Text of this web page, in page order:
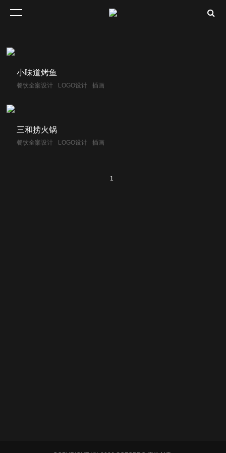
小味道烤鱼
餐饮全案设计 LOGO设计 插画
三和捞火锅
餐饮全案设计 LOGO设计 插画
1